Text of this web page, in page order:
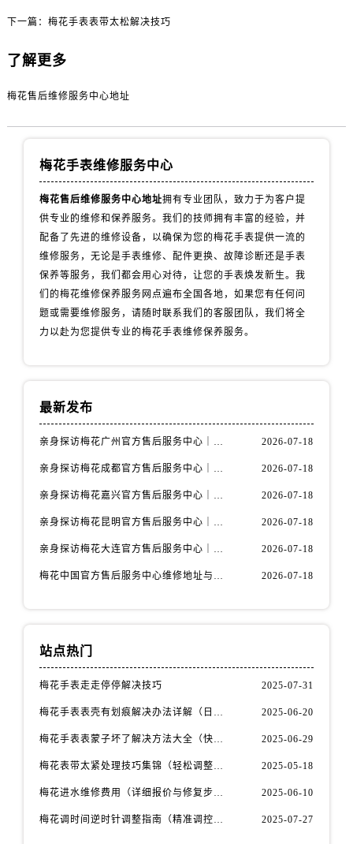
内蒙古自治区乌兰察布市集宁区恩和大街售后服务中心（需提前预约）
山西省运城市盐湖区河东街售后服务中心（需提前预约）
山西省太原市迎泽区迎泽街道解放路15号亨得利名表维修授权店3楼售后服务中心（需提前预约）
天津市和平区赤峰道136号天津国际金融中心26层2603室售后服务中心（需提前预约）
安徽省淮南市田家庵区国庆中路售后服务中心（需提前预约）
下一篇： 梅花手表表带太松解决技巧
了解更多
梅花售后维修服务中心地址
梅花手表维修服务中心
梅花售后维修服务中心地址拥有专业团队，致力于为客户提
供专业的维修和保养服务。我们的技师拥有丰富的经验，并
配备了先进的维修设备，以确保为您的梅花手表提供一流的
维修服务，无论是手表维修、配件更换、故障诊断还是手表
保养等服务，我们都会用心对待，让您的手表焕发新生。我
们的梅花维修保养服务网点遍布全国各地，如果您有任何问
题或需要维修服务，请随时联系我们的客服团队，我们将全
力以赴为您提供专业的梅花手表维修保养服务。
最新发布
亲身探访梅花广州官方售后服务中心｜全部地址与售后电话（2026年7月最新） 2026-07-18
亲身探访梅花成都官方售后服务中心｜网点地址与电话（2026年7月最新） 2026-07-18
亲身探访梅花嘉兴官方售后服务中心｜网点地址与电话（2026年7月最新） 2026-07-18
亲身探访梅花昆明官方售后服务中心｜地址与官方电话（2026年7月最新） 2026-07-18
亲身探访梅花大连官方售后服务中心｜网点地址与电话（2026年7月最新） 2026-07-18
梅花中国官方售后服务中心维修地址与客服热线实地考察报告+多信源验证（2026年7月最新） 2026-07-18
站点热门
梅花手表走走停停解决技巧 2025-07-31
梅花手表表壳有划痕解决办法详解（日常保养与修复技巧指南） 2025-06-20
梅花手表表蒙子坏了解决方法大全（快速修复指南） 2025-06-29
梅花表带太紧处理技巧集锦（轻松调整佩戴舒适度的方法） 2025-05-18
梅花进水维修费用（详细报价与修复步骤） 2025-06-10
梅花调时间逆时针调整指南（精准调控的秘诀） 2025-07-27